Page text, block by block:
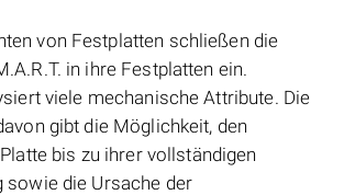
von Festplatten schließen die
in ihre Festplatten ein.
viele mechanische Attribute. Die
gibt die Möglichkeit, den
bis zu ihrer vollständigen
sowie die Ursache der